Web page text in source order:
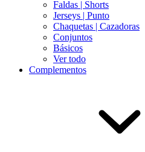
Faldas | Shorts
Jerseys | Punto
Chaquetas | Cazadoras
Conjuntos
Básicos
Ver todo
Complementos